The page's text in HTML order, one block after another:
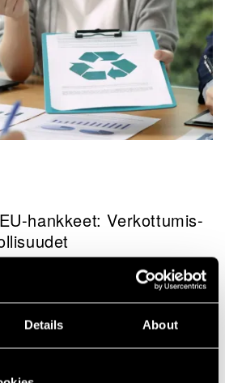
Details About
hankkeet: Verkottumis-